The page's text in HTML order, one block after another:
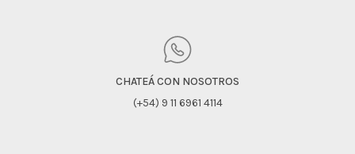
CHATEÁ CON NOSOTROS
(+54) 9 11 6961 4114